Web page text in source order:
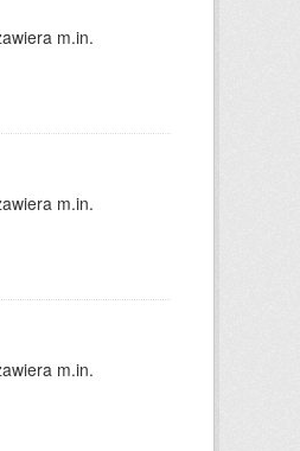
m.in.
m.in.
m.in.